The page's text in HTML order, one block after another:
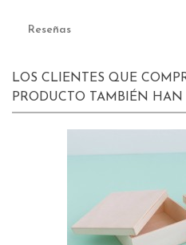
Reseñas
LOS CLIENTES QUE
PRODUCTO TAMBIÉN HAN